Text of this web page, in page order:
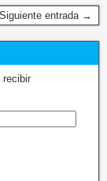
Siguiente entrada →
recibir